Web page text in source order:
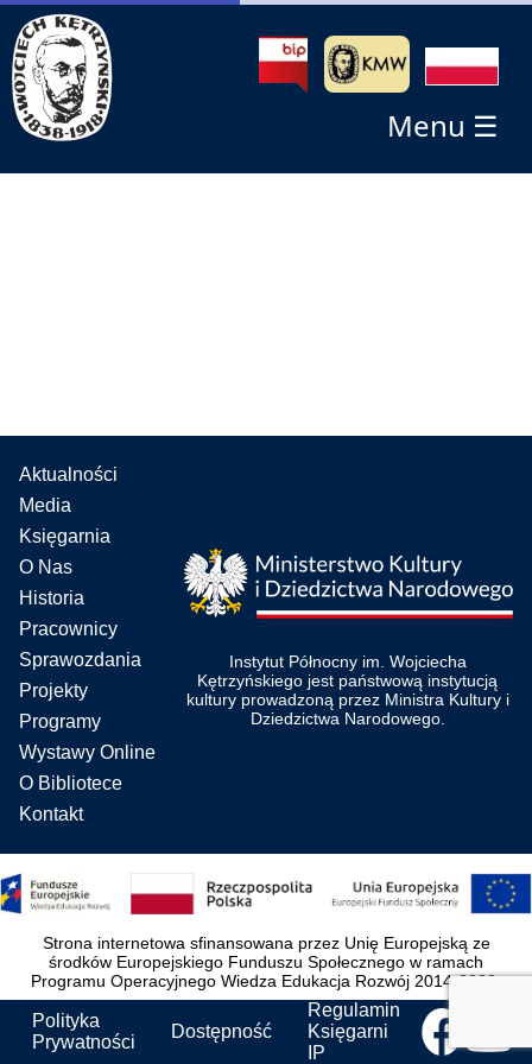
Menu ☰
Aktualności
Media
Księgarnia
O Nas
Historia
Pracownicy
Sprawozdania
Projekty
Programy
Wystawy Online
O Bibliotece
Kontakt
Instytut Północny im. Wojciecha
Kętrzyńskiego jest państwową instytucją
kultury prowadzoną przez Ministra Kultury i
Dziedzictwa Narodowego.
Strona internetowa sfinansowana przez Unię Europejską ze
środków Europejskiego Funduszu Społecznego w ramach
Programu Operacyjnego Wiedza Edukacja Rozwój 2014-2020.
Polityka
Prywatności
Dostępność
Regulamin
Księgarni
IP